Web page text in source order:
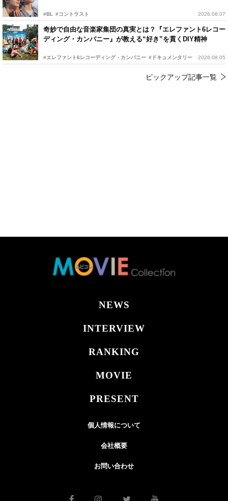
#BL #コントラスト 2026.08.07
奇妙で自由な音楽家集団の真実とは？『エレファント6レコー
ディング・カンパニー』が教える“好き”を貫くDIY精神
#エレファント6レコーディング・カンパニー #ドキュメンタリー 2026.08.05
ピックアップ記事一覧
NEWS
INTERVIEW
RANKING
MOVIE
PRESENT
個人情報について
会社概要
お問い合わせ